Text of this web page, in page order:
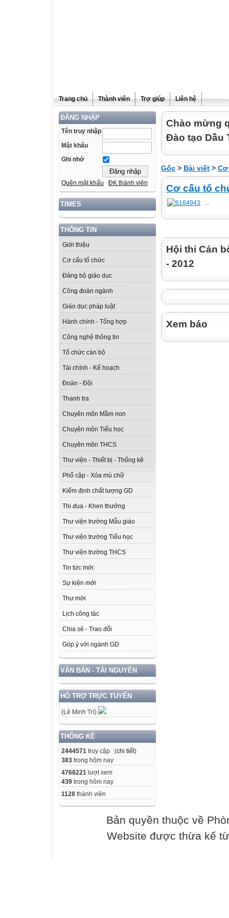
Trang chủ Thành viên Trợ giúp Liên hệ
ĐĂNG NHẬP
Tên truy nhập
Mật khẩu
Ghi nhớ
Quên mật khẩu ĐK thành viên
TIMES
THÔNG TIN
Giới thiệu
Cơ cấu tổ chức
Đảng bộ giáo dục
Công đoàn ngành
Giáo dục pháp luật
Hành chính - Tổng hợp
Công nghệ thông tin
Tổ chức cán bộ
Tài chính - Kế hoạch
Đoàn - Đội
Thanh tra
Chuyên môn Mầm non
Chuyên môn Tiểu học
Chuyên môn THCS
Thư viện - Thiết bị - Thống kê
Phổ cập - Xóa mù chữ
Kiểm định chất lượng GD
Thi đua - Khen thưởng
Thư viện trường Mẫu giáo
Thư viện trường Tiểu học
Thư viện trường THCS
Tin tức mới
Sự kiện mới
Thư mời
Lịch công tác
Chia sẻ - Trao đổi
Góp ý với ngành GD
VĂN BẢN - TÀI NGUYÊN
HỖ TRỢ TRỰC TUYẾN
(Lê Minh Trí)
THỐNG KÊ
2444571 truy cập (chi tiết)
383 trong hôm nay
4768221 lượt xem
439 trong hôm nay
1128 thành viên
Chào mừng
Đào tạo Dầu
Gốc > Bài viết >
Cơ cấu tổ
...
Hội thi Cán
- 2012
Xem báo
Bản quyền thuộc về
Website được thừa kế